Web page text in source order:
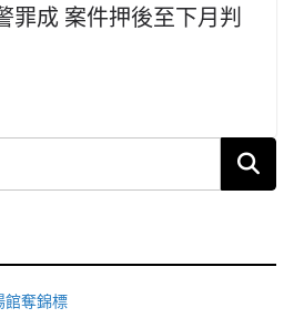
罪成 案件押後至下月判
館奪錦標